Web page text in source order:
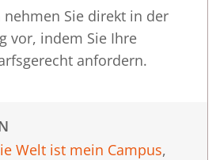
Sie direkt in der
vor, indem Sie Ihre
anfordern.
Welt ist mein Campus,